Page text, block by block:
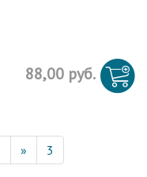
88,00 руб.
» 3